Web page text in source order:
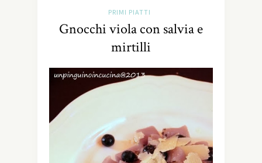
PRIMI PIATTI
Gnocchi viola con salvia e
mirtilli